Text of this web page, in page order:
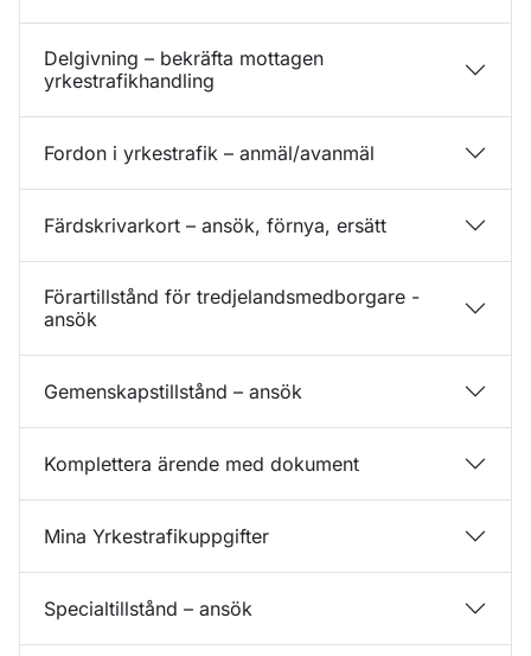
Delgivning – bekräfta mottagen
yrkestrafikhandling
Fordon i yrkestrafik – anmäl/avanmäl
Färdskrivarkort – ansök, förnya, ersätt
Förartillstånd för tredjelandsmedborgare -
ansök
Gemenskapstillstånd – ansök
Komplettera ärende med dokument
Mina Yrkestrafikuppgifter
Specialtillstånd – ansök